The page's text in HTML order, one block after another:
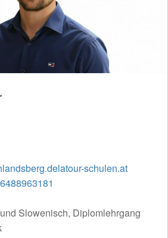
schulen.at
Slowenisch, Diplomlehrgang